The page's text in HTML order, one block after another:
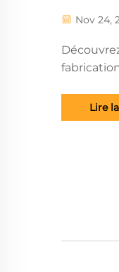
Nov 24,
mettre en
Lire